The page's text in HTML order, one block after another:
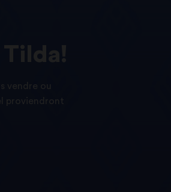
Tilda!
vendre ou
proviendront